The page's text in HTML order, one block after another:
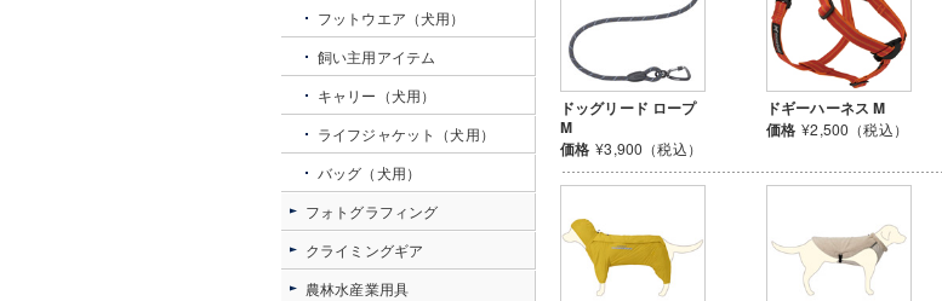
ドッグリード ロープ
M
価格 ¥3,900（税込）
ドギーハーネス M
価格 ¥2,500（税込）
フットウエア（犬用）
飼い主用アイテム
キャリー（犬用）
ライフジャケット（犬用）
バッグ（犬用）
フォトグラフィング
クライミングギア
農林水産業用具